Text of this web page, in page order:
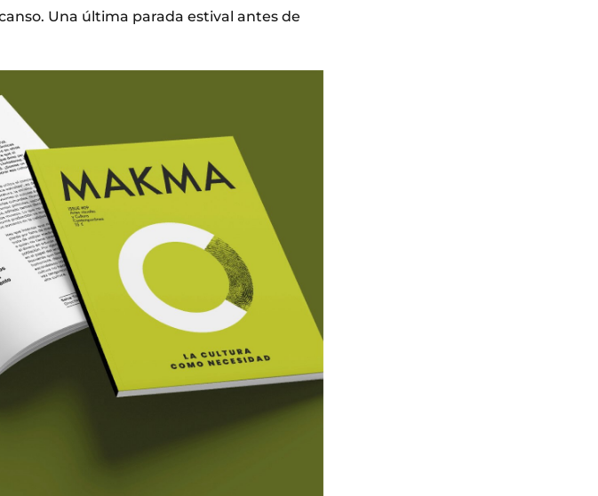
Una última parada estival antes de